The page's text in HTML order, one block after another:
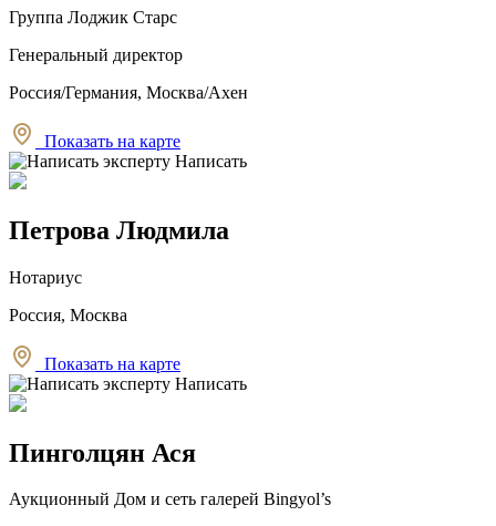
Группа Лоджик Старс
Генеральный директор
Россия/Германия, Москва/Ахен
Показать на карте
Написать
Петрова Людмила
Нотариус
Россия, Москва
Показать на карте
Написать
Пинголцян Ася
Аукционный Дом и сеть галерей Bingyol’s